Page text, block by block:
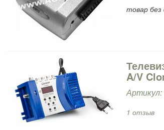
товар
A/V
Артикул:
1 отзыв